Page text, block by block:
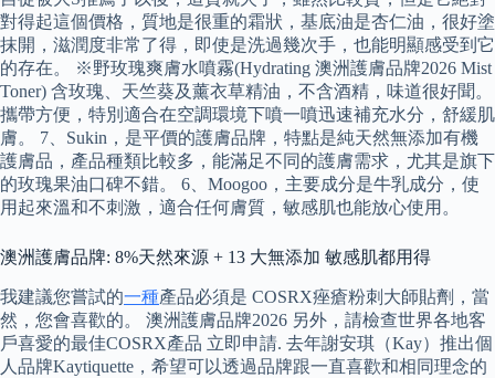
對得起這個價格，質地是很重的霜狀，基底油是杏仁油，很好塗
抹開，滋潤度非常了得，即使是洗過幾次手，也能明顯感受到它
的存在。 ※野玫瑰爽膚水噴霧(Hydrating 澳洲護膚品牌2026 Mist
Toner) 含玫瑰、天竺葵及薰衣草精油，不含​​酒精，味道很好聞。
攜帶方便，特別適合在空調環境下噴一噴迅速補充水分，舒緩肌
膚。 7、Sukin，是平價的護膚品牌，特點是純天然無添加有機
護膚品，產品種類比較多，能滿足不同的護膚需求，尤其是旗下
的玫瑰果油口碑不錯。 6、Moogoo，主要成分是牛乳成分，使
用起來溫和不刺激，適合任何膚質，敏感肌也能放心使用。
澳洲護膚品牌: 8%天然來源 + 13 大無添加 敏感肌都用得
我建議您嘗試的一種產品必須是 COSRX痤瘡粉刺大師貼劑，當
然，您會喜歡的。 澳洲護膚品牌2026 另外，請檢查世界各地客
戶喜愛的最佳COSRX產品 立即申請. 去年謝安琪（Kay）推出個
人品牌Kaytiquette，希望可以透過品牌跟一直喜歡和相同理念的